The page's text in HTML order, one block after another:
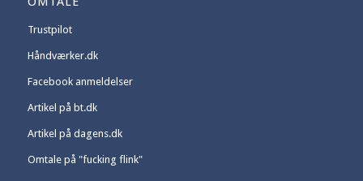
Trustpilot
Håndværker.dk
Facebook anmeldelser
Artikel på bt.dk
Artikel på dagens.dk
Omtale på "fucking flink"